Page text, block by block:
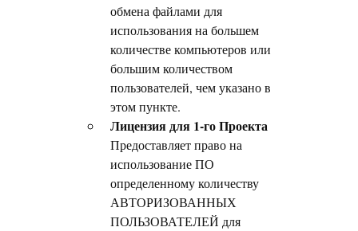
обмена файлами для
использования на большем
количестве компьютеров или
большим количеством
пользователей, чем указано в
этом пункте.
Лицензия для 1-го Проекта
Предоставляет право на
использование ПО
определенному количеству
АВТОРИЗОВАННЫХ
ПОЛЬЗОВАТЕЛЕЙ для